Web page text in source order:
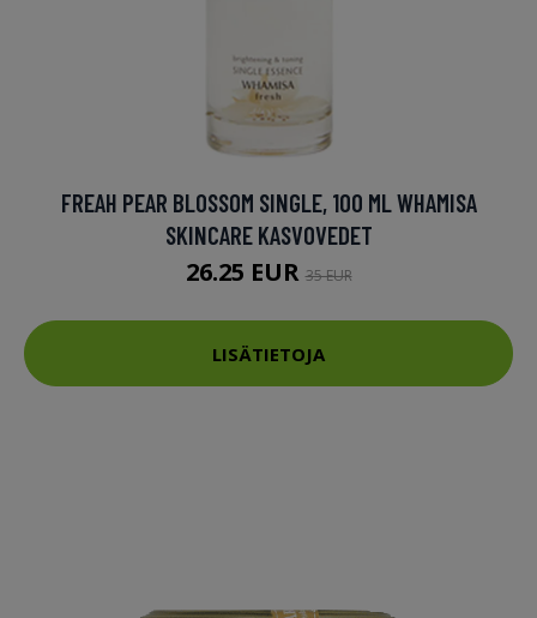
FREAH PEAR BLOSSOM SINGLE, 100 ML WHAMISA
SKINCARE KASVOVEDET
26.25 EUR35 EUR
LISÄTIETOJA